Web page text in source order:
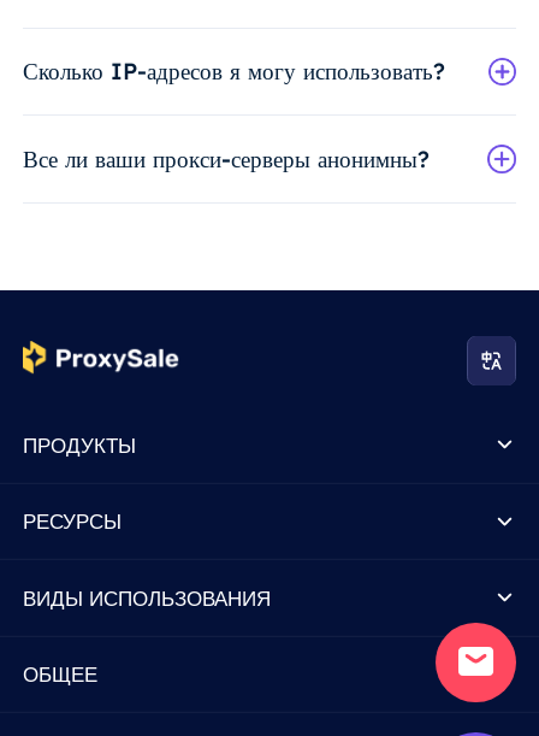
Сколько IP-адресов я могу использовать?
Все ли ваши прокси-серверы анонимны?
ПРОДУКТЫ
РЕСУРСЫ
ВИДЫ ИСПОЛЬЗОВАНИЯ
ОБЩЕЕ